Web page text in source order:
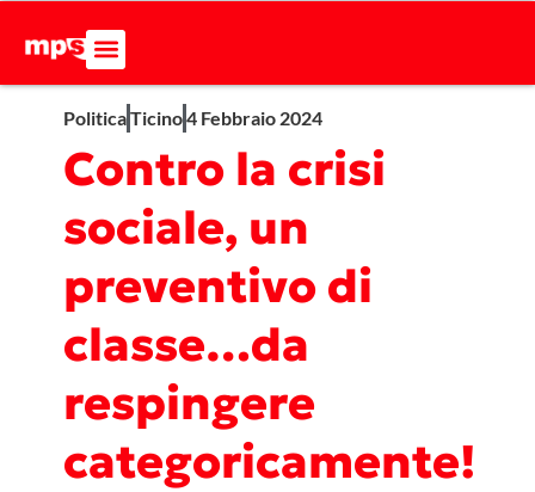
PoliticaTicino4 Febbraio 2024
Contro la crisi
sociale, un
preventivo di
classe…da
respingere
categoricamente!